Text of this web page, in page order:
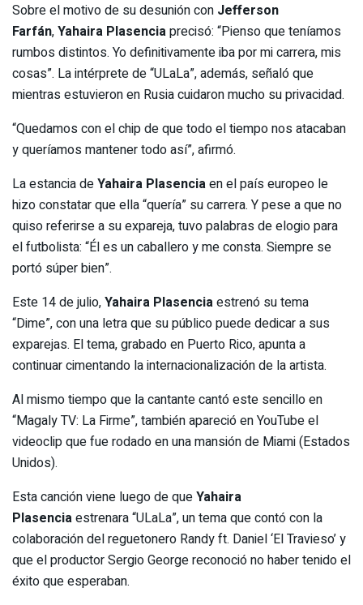
Sobre el motivo de su desunión con Jefferson
Farfán,Yahaira Plasenciaprecisó: “Pienso que teníamos
rumbos distintos. Yo definitivamente iba por mi carrera, mis
cosas”. La intérprete de “ULaLa”, además, señaló que
mientras estuvieron en Rusia cuidaron mucho su privacidad.
“Quedamos con el chip de que todo el tiempo nos atacaban
y queríamos mantener todo así”, afirmó.
La estancia deYahaira Plasenciaen el país europeo le
hizo constatar que ella “quería” su carrera. Y pese a que no
quiso referirse a su expareja, tuvo palabras de elogio para
el futbolista: “Él es un caballero y me consta. Siempre se
portó súper bien”.
Este 14 de julio,Yahaira Plasenciaestrenó su tema
“Dime”, con una letra que su público puede dedicar a sus
exparejas. El tema, grabado en Puerto Rico, apunta a
continuar cimentando la internacionalización de la artista.
Al mismo tiempo que la cantante cantó este sencillo en
“Magaly TV: La Firme”, también apareció en YouTube el
videoclip que fue rodado en una mansión de Miami (Estados
Unidos).
Esta canción viene luego de queYahaira
Plasenciaestrenara “ULaLa”, un tema que contó con la
colaboración del reguetonero Randy ft. Daniel ‘El Travieso’ y
que el productor Sergio George reconoció no haber tenido el
éxito que esperaban.